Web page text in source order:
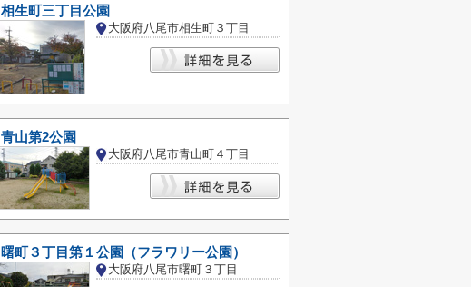
相生町三丁目公園
大阪府八尾市相生町３丁目
青山第2公園
大阪府八尾市青山町４丁目
曙町３丁目第１公園（フラワリー公園）
大阪府八尾市曙町３丁目